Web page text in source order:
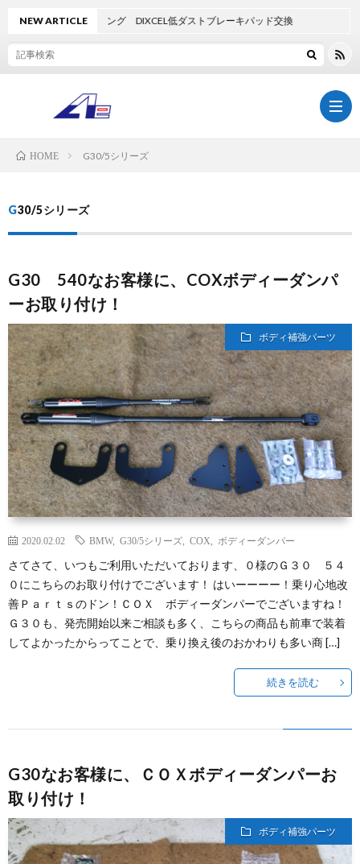
AdlaS
ア
ク
セ
ス
車
検！
AE-
NEW ARTICLE
ツーリング DIXCEL低ダストブレーキパッド交換
HOME G30/5シリーズ
G30/5シリーズ
G30 540なお客様に、COXボディーダンパ
ーお取り付け！
ボディ補強パーツ
2020.02.02 BMW, G30/5シリーズ COX ボディーダンパー
さてさて、いつもご利用いただいております、０様のＧ３０ ５４
０にこちらのお取り付けでございます！ はいーーーー！乗り心地改
善Ｐａｒｔｓのドン！ＣＯＸ ボディーダンパーでございますね！
Ｇ３０も、発売開始以来ご相談も多く、こちらの商品も前車で装着
してよかったからってことで、乗り換え後のおかわりも多い商 […]
続きを読む
G30なお客様に、ＣＯＸボディーダンパーお
取り付け！
ボディ補強パーツ